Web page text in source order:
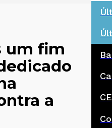
um fim
a